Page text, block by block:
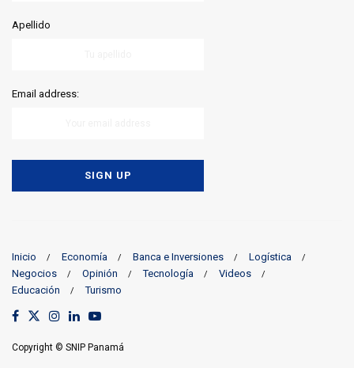
Apellido
Email address:
Inicio Economía Banca e Inversiones
Logística
Negocios
Opinión Tecnología
Videos
Educación
Turismo
Copyright © SNIP Panamá